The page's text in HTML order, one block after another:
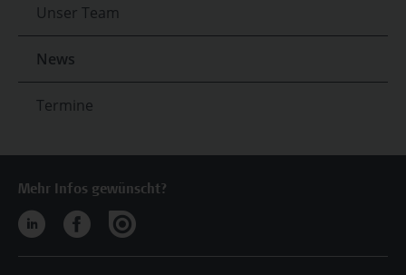
Unser Team
News
Termine
Mehr Infos gewünscht?